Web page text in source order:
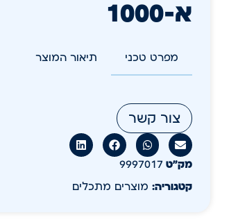
א-1000
מפרט טכני תיאור המוצר
צור קשר
מק״ט 9997017
קטגוריה: מוצרים מתכלים